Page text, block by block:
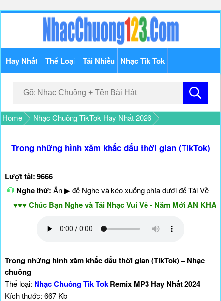
Hay Nhất Thể Loại Tải Nhiều Nhạc Tik Tok
Home Nhạc Chuông TikTok Hay Nhất 2026
Trong những hình xăm khắc dấu thời gian (TikTok)
Lượt tải: 9666
Nghe thử: Ấn ▶ để Nghe và kéo xuống phía dưới để Tải Về
Chúc Bạn Nghe và Tải Nhạc Vui Vẻ - Năm Mới AN KHANG
Trong những hình xăm khắc dấu thời gian (TikTok) – Nhạc
chuông
Thể loại: Nhạc Chuông Tik Tok Remix MP3 Hay Nhất 2024
Kích thước: 667 Kb